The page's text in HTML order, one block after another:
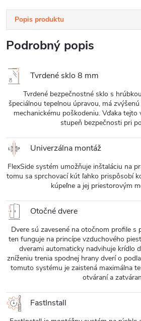
Popis produktu
Podrobný popis
Tvrdené sklo 8 mm
Tvrdené bezpečnostné sklo s
špeciálnou tepelnou úpravou, má
mechanickému poškodeniu. Vďaka
stupeň bezpečnosti pri
Univerzálna montáž
FlexSide systém umožňuje inštaláciu na
tomu sa sprchovací kút ľahko prispôsobí
kúpeľne a jej priestorovým
Otočné dvere
Dvere sú zavesené na otočnom profile s
ten funguje na princípe vzduchového
dverami automaticky nadvihuje krídlo
zníženiu trenia spodnej hrany dverí o
tomuto systému je zaistená maximálna
otváraní a
FastInstall